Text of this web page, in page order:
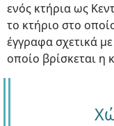
ενός κτήρια ως
το κτήριο στο
έγγραφα σχετικά
οποίο βρίσκεται η